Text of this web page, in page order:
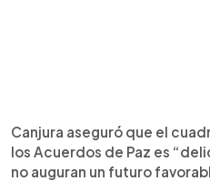
Canjura aseguró que el
los Acuerdos de Paz es
no auguran un futuro